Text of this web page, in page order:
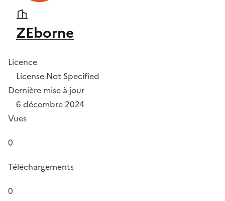
ZEborne
Licence
License Not Specified
Dernière mise à jour
6 décembre 2024
Vues
0
Téléchargements
0